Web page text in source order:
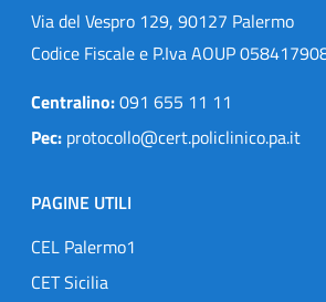
Via del Vespro 129, 90127 Palermo
Codice Fiscale e P.Iva AOUP
Centralino:091 655 11 11
Pec: protocollo@cert.policlinico.pa.it
PAGINE UTILI
CEL Palermo1
CET Sicilia